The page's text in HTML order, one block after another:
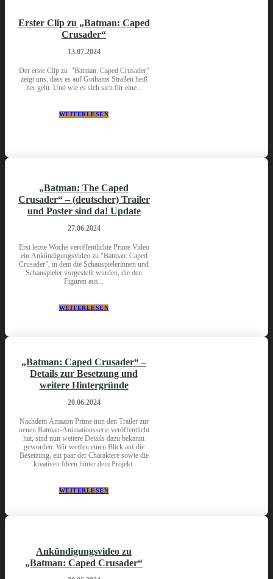
Erster Clip zu „Batman: Caped
Crusader“
13.07.2024
Der erste Clip zu "Batman: Caped Crusader"
zeigt uns, dass es auf Gothams Straßen heiß
her geht. Und wie es sich sich für eine...
WEITERLESEN
„Batman: The Caped
Crusader“ – (deutscher) Trailer
und Poster sind da! Update
27.06.2024
Erst letzte Woche veröffentlichte Prime Video
ein Ankündigungsvideo zu "Batman: Caped
Crusader", in dem die Schauspielerinnen und
Schauspieler vorgestellt wurden, die den
Figuren aus...
WEITERLESEN
„Batman: Caped Crusader“ –
Details zur Besetzung und
weitere Hintergründe
20.06.2024
Nachdem Amazon Prime nun den Trailer zur
neuen Batman-Animationsserie veröffentlicht
hat, sind nun weitere Details dazu bekannt
geworden. Wir werfen einen Blick auf die
Besetzung, ein paar der Charaktere sowie die
kreativen Ideen hinter dem Projekt.
WEITERLESEN
Ankündigungsvideo zu
„Batman: Caped Crusader“